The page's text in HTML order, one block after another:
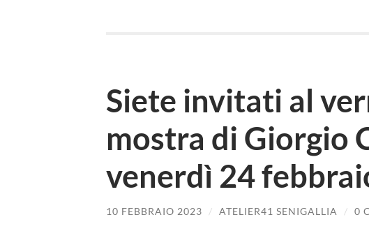
Siete invitati al
mostra di Giorgio
venerdì 24
10 FEBBRAIO 2023 / ATELIER41 SENIGALLIA / 0